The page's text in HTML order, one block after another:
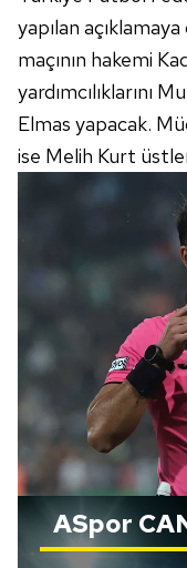
yapılan
maçının hakemi
yardımcılıklarını
Elmas yapacak.
ise Melih Kurt
ASpor